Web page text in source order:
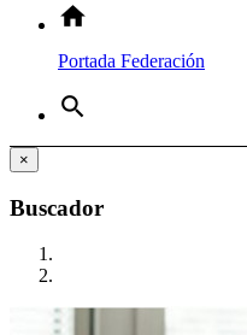
home
Portada Federación
search
×
Buscador